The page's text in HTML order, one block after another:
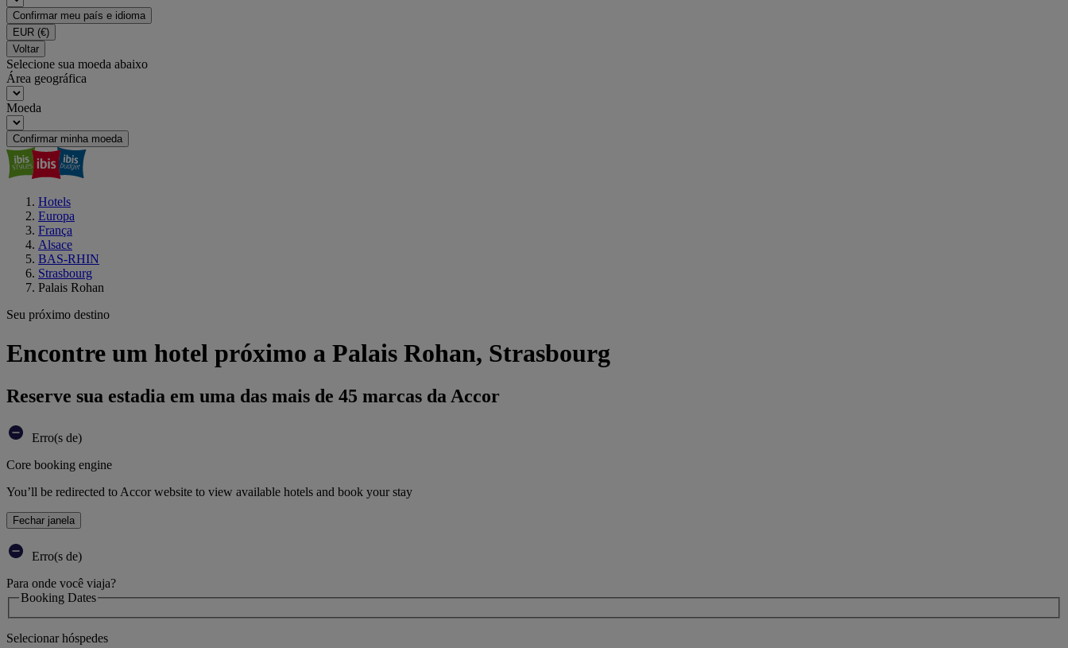
Confirmar meu país e idioma
EUR (€)
Voltar
Selecione sua moeda abaixo
Área geográfica
Moeda
Confirmar minha moeda
Hotels
Europa
França
Alsace
BAS-RHIN
Strasbourg
Palais Rohan
Seu próximo destino
Encontre um hotel próximo a Palais Rohan, Strasbourg
Reserve sua estadia em uma das mais de 45 marcas da Accor
Erro(s de)
Core booking engine
You’ll be redirected to Accor website to view available hotels and book your stay
Fechar janela
Erro(s de)
Para onde você viaja?
Booking Dates
Selecionar hóspedes